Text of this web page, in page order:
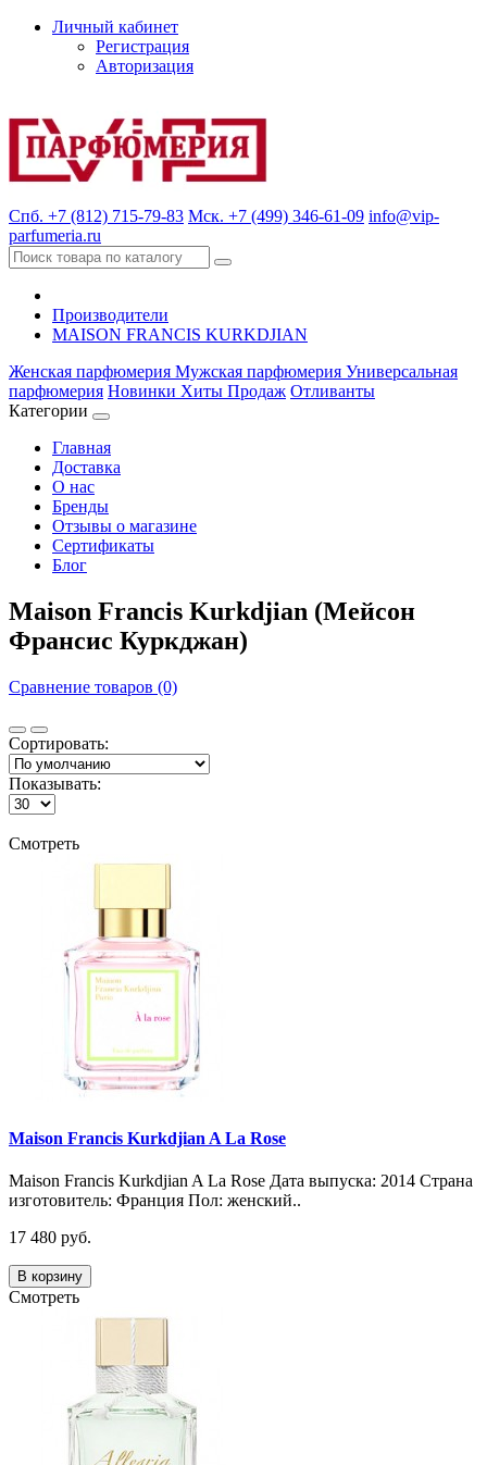
Личный кабинет
Регистрация
Авторизация
Спб. +7 (812) 715-79-83 Мск. +7 (499) 346-61-09 info@vip-
parfumeria.ru
Производители
MAISON FRANCIS KURKDJIAN
Женская парфюмерия Мужская парфюмерия Универсальная
парфюмерия Новинки Хиты Продаж Отливанты
Категории
Главная
Доставка
О нас
Бренды
Отзывы о магазине
Сертификаты
Блог
Maison Francis Kurkdjian (Мейсон
Франсис Куркджан)
Сравнение товаров (0)
Сортировать:
Показывать:
Смотреть
Maison Francis Kurkdjian A La Rose
Maison Francis Kurkdjian A La Rose Дата выпуска: 2014 Страна
изготовитель: Франция Пол: женский..
17 480 руб.
В корзину
Смотреть